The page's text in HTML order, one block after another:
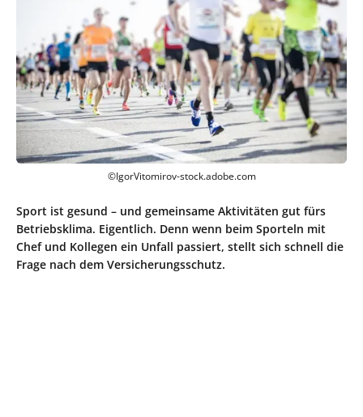
©IgorVitomirov-stock.adobe.com
Sport ist gesund – und gemeinsame Aktivitäten gut fürs
Betriebsklima. Eigentlich. Denn wenn beim Sporteln mit
Chef und Kollegen ein Unfall passiert, stellt sich schnell die
Frage nach dem Versicherungsschutz.